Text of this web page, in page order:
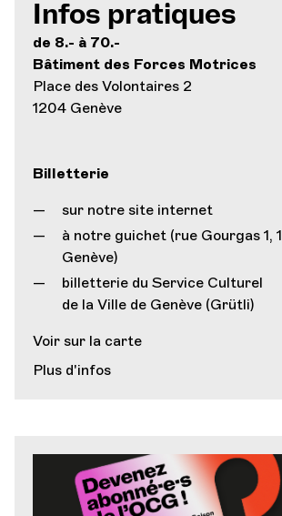
Infos pratiques
de 8.- à 70.-
Bâtiment des Forces Motrices
Place des Volontaires 2
1204 Genève
Billetterie
sur notre site internet
à notre guichet (rue Gourgas 1,
Genève)
billetterie du Service Culturel
de la Ville de Genève (Grütli)
Voir sur la carte
Plus d'infos